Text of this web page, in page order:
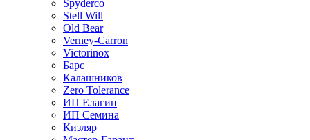
Spyderco
Stell Will
Old Bear
Verney-Carron
Victorinox
Барс
Калашников
Zero Tolerance
ИП Елагин
ИП Семина
Кизляр